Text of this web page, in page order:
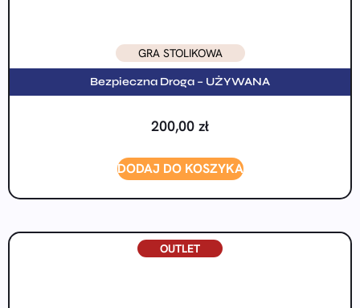
GRA STOLIKOWA
Bezpieczna Droga – UŻYWANA
200,00 zł
DODAJ DO KOSZYKA
OUTLET